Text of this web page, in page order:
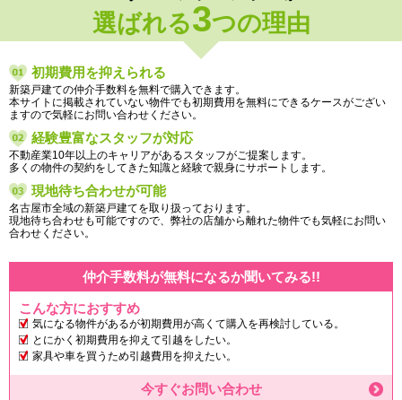
選ばれる3つの理由
初期費用を抑えられる
新築戸建ての仲介手数料を無料で購入できます。
本サイトに掲載されていない物件でも初期費用を無料にできるケースがござい
ますので気軽にお問い合わせください。
経験豊富なスタッフが対応
不動産業10年以上のキャリアがあるスタッフがご提案します。
多くの物件の契約をしてきた知識と経験で親身にサポートします。
現地待ち合わせが可能
名古屋市全域の新築戸建てを取り扱っております。
現地待ち合わせも可能ですので、弊社の店舗から離れた物件でも気軽にお問い
合わせください。
仲介手数料が無料になるか聞いてみる!!
こんな方におすすめ
気になる物件があるが初期費用が高くて購入を再検討している。
とにかく初期費用を抑えて引越をしたい。
家具や車を買うため引越費用を抑えたい。
今すぐお問い合わせ